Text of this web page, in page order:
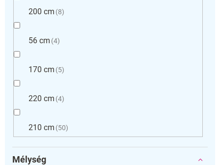
200 cm 8
56 cm 4
170 cm 5
220 cm 4
210 cm 50
Mélység